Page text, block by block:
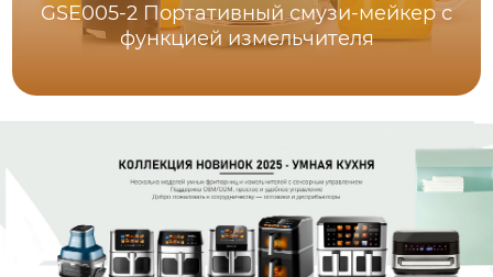
GSE005-2 Портативный смузи-мейкер с
функцией измельчителя